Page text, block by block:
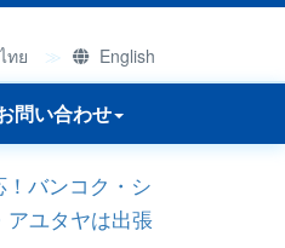
ทย English
問い合わせ